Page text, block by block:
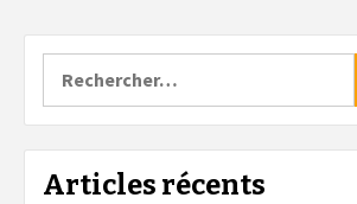
Articles récents